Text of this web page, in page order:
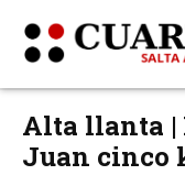
Alta llanta |
Juan cinco